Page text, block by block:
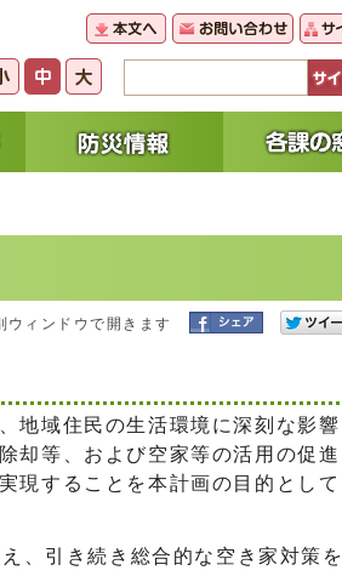
ウィンドウで開きます
地域住民の生活環境に深刻な影響
却等、および空家等の活用の促進
現することを本計画の目的として
、引き続き総合的な空き家対策を